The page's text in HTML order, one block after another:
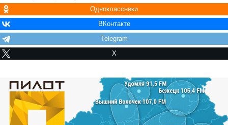
Одноклассники
ВКонтакте
Telegram
X